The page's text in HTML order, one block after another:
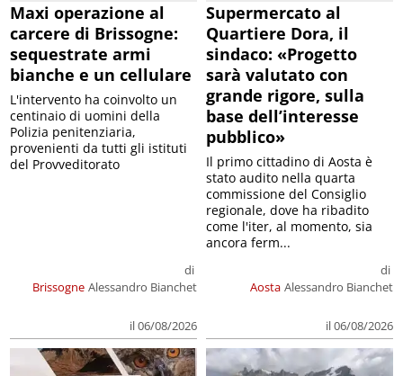
Maxi operazione al
carcere di Brissogne:
sequestrate armi
bianche e un cellulare
Brissogne
di
Alessandro Bianchet
il 06/08/2026
L'intervento ha coinvolto un
centinaio di uomini della
Polizia penitenziaria,
provenienti da tutti gli istituti
del Provveditorato
Supermercato al
Quartiere Dora, il
sindaco: «Progetto
sarà valutato con
grande rigore, sulla
base dell’interesse
pubblico»
Aosta
di
Alessandro Bianchet
il 06/08/2026
Il primo cittadino di Aosta è
stato audito nella quarta
commissione del Consiglio
regionale, dove ha ribadito
come l'iter, al momento, sia
ancora ferm...